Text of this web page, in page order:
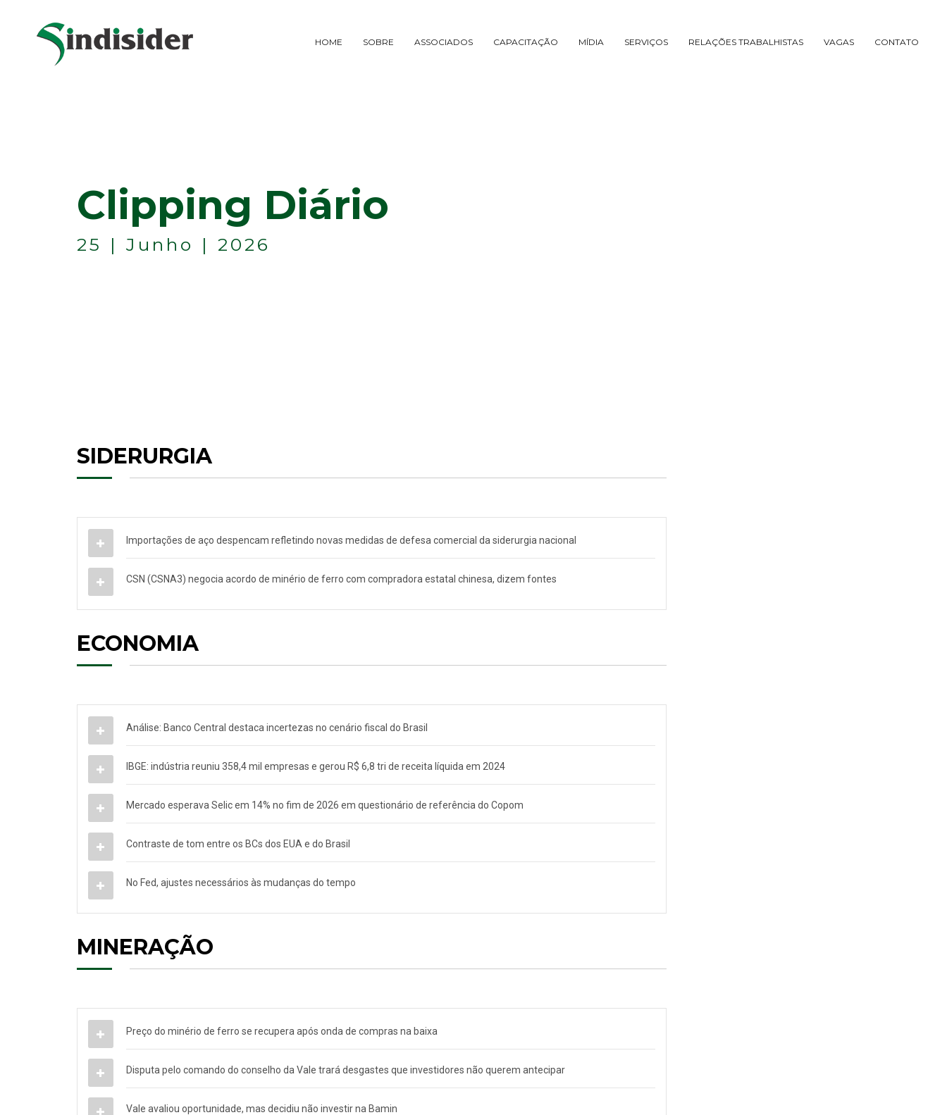
HOME SOBRE ASSOCIADOS CAPACITAÇÃO MÍDIA SERVIÇOS RELAÇÕES TRABALHISTAS VAGAS CONTATO
Clipping Diário
25 | Junho | 2026
SIDERURGIA
Importações de aço despencam refletindo novas medidas de defesa comercial da siderurgia nacional
CSN (CSNA3) negocia acordo de minério de ferro com compradora estatal chinesa, dizem fontes
ECONOMIA
Análise: Banco Central destaca incertezas no cenário fiscal do Brasil
IBGE: indústria reuniu 358,4 mil empresas e gerou R$ 6,8 tri de receita líquida em 2024
Mercado esperava Selic em 14% no fim de 2026 em questionário de referência do Copom
Contraste de tom entre os BCs dos EUA e do Brasil
No Fed, ajustes necessários às mudanças do tempo
MINERAÇÃO
Preço do minério de ferro se recupera após onda de compras na baixa
Disputa pelo comando do conselho da Vale trará desgastes que investidores não querem antecipar
Vale avaliou oportunidade, mas decidiu não investir na Bamin